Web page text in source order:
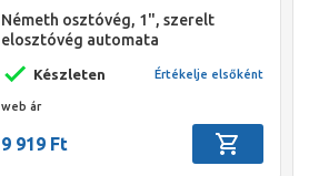
Németh osztóvég, 1", szerelt
elosztóvég automata
fogantyúval
Készleten Értékelje elsőként
web ár
9 919 Ft